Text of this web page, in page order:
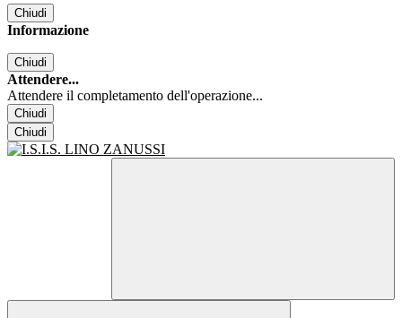
Chiudi
Informazione
Chiudi
Attendere...
Attendere il completamento dell'operazione...
Chiudi
Chiudi